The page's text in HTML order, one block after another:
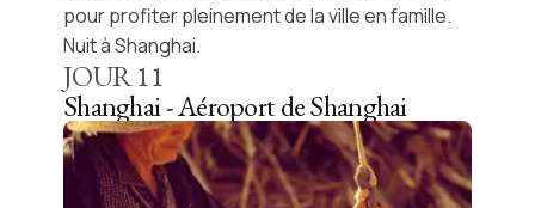
pour profiter pleinement de la ville en famille.
Nuit à Shanghai.
JOUR11
Shanghai - Aéroport de Shanghai